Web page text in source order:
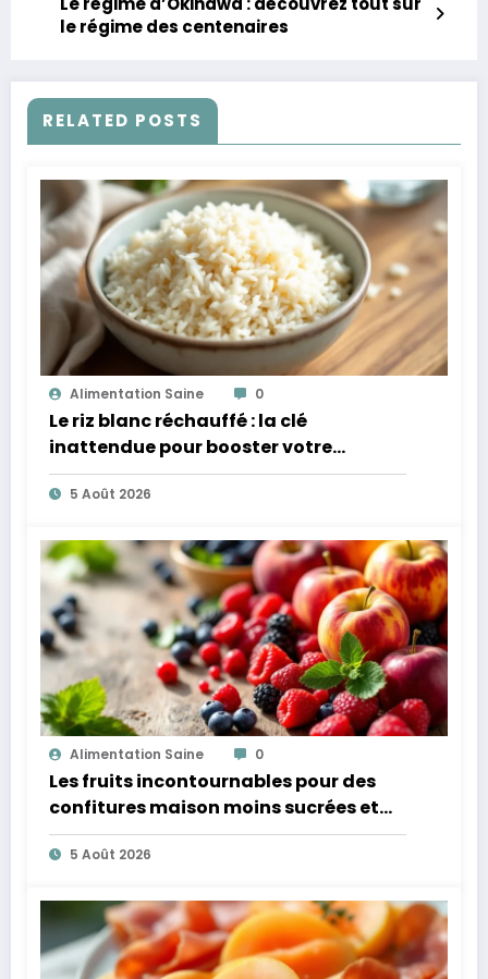
le régime des centenaires
RELATED POSTS
Alimentation Saine 0
Le riz blanc réchauffé : la clé
inattendue pour booster votre
microbiote
5 Août 2026
Alimentation Saine 0
Les fruits incontournables pour des
confitures maison moins sucrées et
plus légères
5 Août 2026